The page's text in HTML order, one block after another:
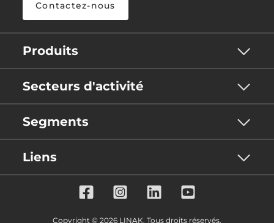
Contactez-nous
Produits
Secteurs d'activité
Segments
Liens
Copyright © 2026 LINAK. Tous droits réservés.